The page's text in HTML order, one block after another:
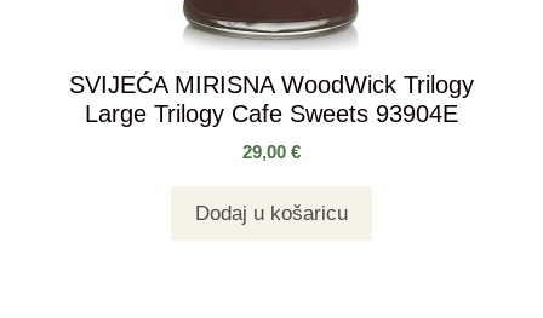
SVIJEĆA MIRISNA WoodWick Trilogy
Large Trilogy Cafe Sweets 93904E
29,00 €
Dodaj u košaricu